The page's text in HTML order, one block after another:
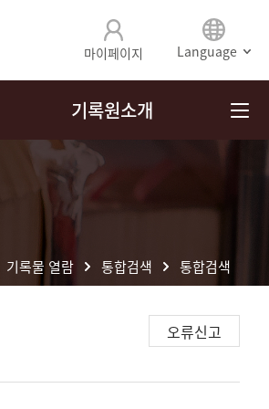
마이페이지 Language
기록원소개
기록물 열람 통합검색 통합검색
오류신고